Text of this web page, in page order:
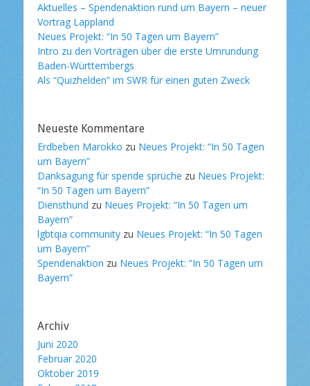
Aktuelles – Spendenaktion rund um Bayern – neuer
Vortrag Lappland
Neues Projekt: “In 50 Tagen um Bayern”
Intro zu den Vorträgen über die erste Umrundung
Baden-Württembergs
Als “Quizhelden” im SWR für einen guten Zweck
Neueste Kommentare
Erdbeben Marokko zu Neues Projekt: “In 50 Tagen
um Bayern”
Danksagung für spende sprüche zu Neues Projekt:
“In 50 Tagen um Bayern”
Diensthund zu Neues Projekt: “In 50 Tagen um
Bayern”
lgbtqia community zu Neues Projekt: “In 50 Tagen
um Bayern”
Spendenaktion zu Neues Projekt: “In 50 Tagen um
Bayern”
Archiv
Juni 2020
Februar 2020
Oktober 2019